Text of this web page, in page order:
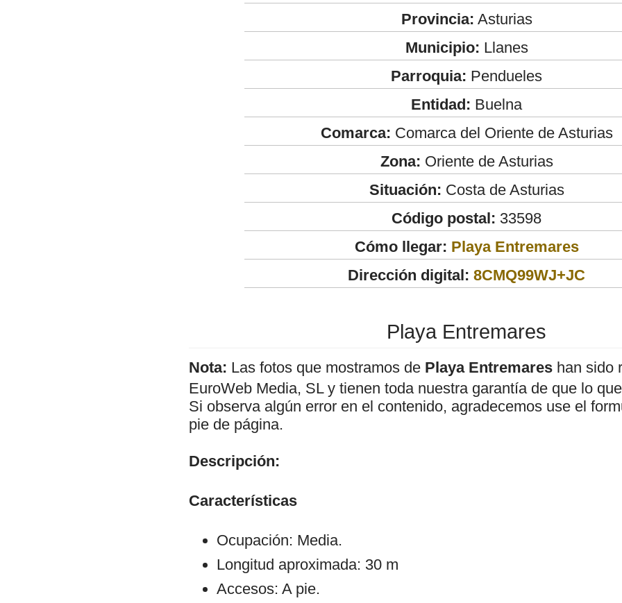
Provincia: Asturias
Municipio: Llanes
Parroquia: Pendueles
Entidad: Buelna
Comarca: Comarca del Oriente de Asturias
Zona: Oriente de Asturias
Situación: Costa de Asturias
Código postal: 33598
Cómo llegar: Playa Entremares
Dirección digital: 8CMQ99WJ+JC
Playa Entremares
Nota: Las fotos que mostramos de Playa Entremares han sido
EuroWeb Media, SL y tienen toda nuestra garantía de que lo
Si observa algún error en el contenido, agradecemos use el
pie de página.
Descripción:
Características
Ocupación: Media.
Longitud aproximada: 30 m
Accesos: A pie.